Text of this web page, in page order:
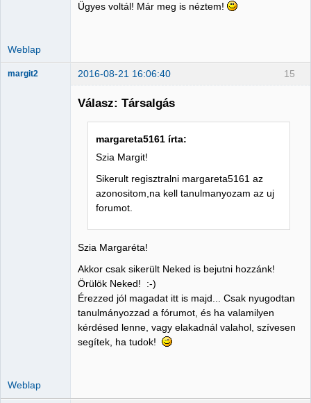
Ügyes voltál! Már meg is néztem!
Weblap
15
margit2 2016-08-21 16:06:40
Válasz: Társalgás
margareta5161 írta:
Szia Margit!
Sikerult regisztralni margareta5161 az
azonositom,na kell tanulmanyozam az uj
forumot.
Szia Margaréta!
Akkor csak sikerült Neked is bejutni hozzánk!
Örülök Neked! :-)
Érezzed jól magadat itt is majd... Csak nyugodtan
tanulmányozzad a fórumot, és ha valamilyen
kérdésed lenne, vagy elakadnál valahol, szívesen
segítek, ha tudok!
Weblap